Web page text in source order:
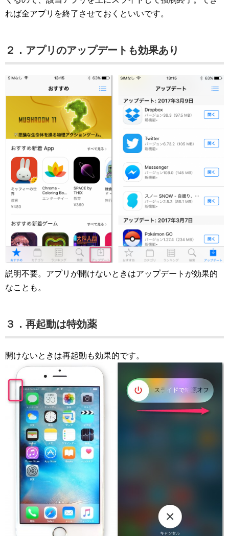
れば全アプリを終了させておくといいです。
２．アプリのアップデートも効果あり
説明不要。アプリが開けないときはアップデートが効果的
なことも。
３．再起動は特効薬
開けないときは再起動も効果的です。